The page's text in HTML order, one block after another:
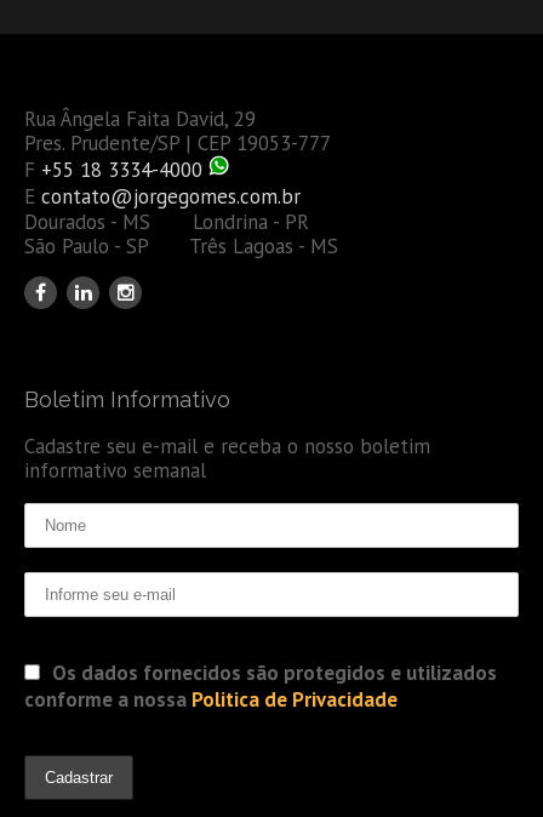
Rua Ângela Faita David, 29
Pres. Prudente/SP | CEP 19053-777
F +55 18 3334-4000
E contato@jorgegomes.com.br
Dourados - MS Londrina - PR
São Paulo - SP Três Lagoas - MS
Boletim Informativo
Cadastre seu e-mail e receba o nosso boletim
informativo semanal
Os dados fornecidos são protegidos e utilizados
conforme a nossa Politica de Privacidade